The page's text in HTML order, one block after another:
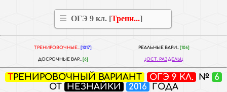
ОГЭ 9 кл. [Трени...]
ТРЕНИРОВОЧНЫЕ.. [1017] РЕАЛЬНЫЕ ВАРИ.. [106]
ДОСРОЧНЫЕ ВАР.. [6] ОСТ. РАЗДЕЛЫ
ТРЕНИРОВОЧНЫЙ ВАРИАНТ ОГЭ 9 КЛ. № 6
ОТ НЕЗНАЙКИ 2016 ГОДА